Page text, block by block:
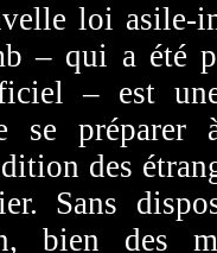
loi asile-
– qui a été
– est
se préparer
des
Sans
bien des